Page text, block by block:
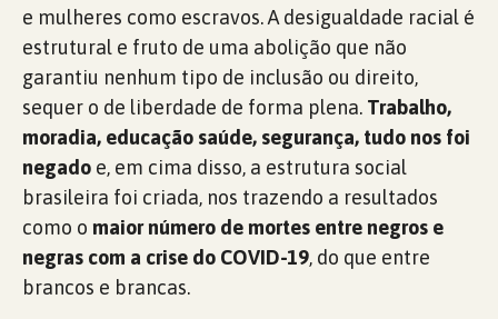
e mulheres como escravos. A desigualdade racial é
estrutural e fruto de uma abolição que não
garantiu nenhum tipo de inclusão ou direito,
sequer o de liberdade de forma plena. Trabalho,
moradia, educação saúde, segurança, tudo nos foi
negado e, em cima disso, a estrutura social
brasileira foi criada, nos trazendo a resultados
como o maior número de mortes entre negros e
negras com a crise do COVID-19, do que entre
brancos e brancas.